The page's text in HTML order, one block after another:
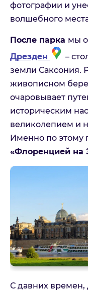
фотографии и
волшебного
После парка мы
Дрезден
–
земли Саксония.
живописном
очаровывает
историческим
великолепием и
Именно по этому
«Флоренцией на
С давних времен,
Пожалуйста,
Вами свяжется
праздничные по
Имя
Можете оставить
или пожелания
Принимаю: